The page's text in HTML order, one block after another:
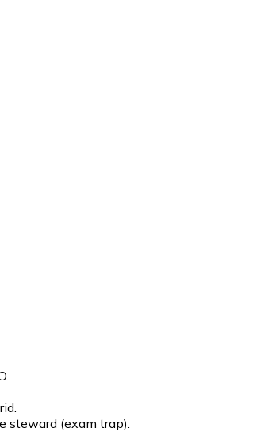
steward (exam trap).